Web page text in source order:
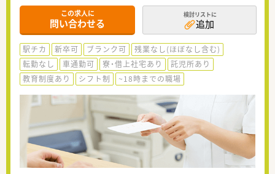
この求人に
問い合わせる
検討リストに
追加
駅チカ 新卒可 ブランク可
残業なし(ほぼなし含む)
転勤なし
車通勤可 寮・借上社宅あり
託児所あり
教育制度あり
シフト制 ~18時までの職場